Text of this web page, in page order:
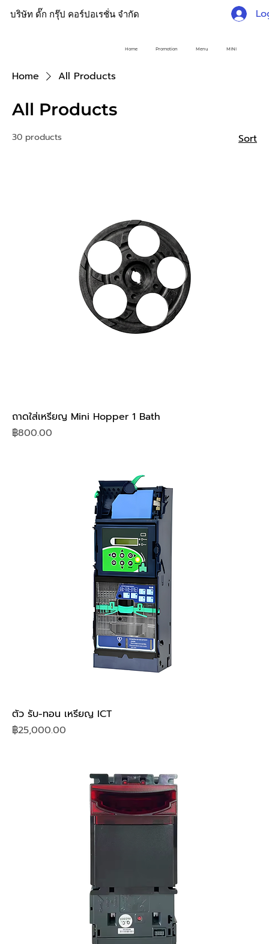
บริษัท ดั๊ก กรุ๊ป คอร์ปอเรชั่น จำกัด
Home Promotion Menu MINI
Home All Products
All Products
30 products Sort
ถาดใส่เหรียญ Mini Hopper 1 Bath
Price
฿800.00
ตัว รับ-ทอน เหรียญ ICT
Price
฿25,000.00